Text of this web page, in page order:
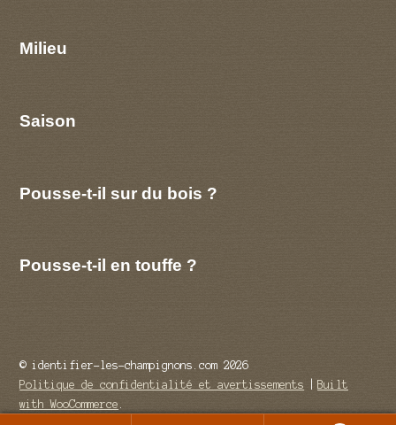
Milieu
Saison
Pousse-t-il sur du bois ?
Pousse-t-il en touffe ?
© identifier-les-champignons.com 2026
Politique de confidentialité et avertissements
Built
with WooCommerce